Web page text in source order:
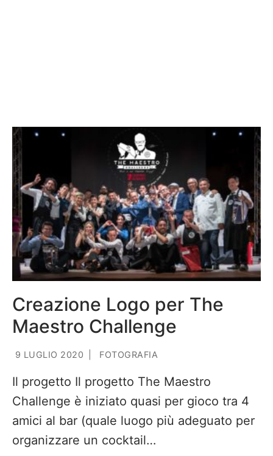
Creazione Logo per The
Maestro Challenge
9 LUGLIO 2020 FOTOGRAFIA
Il progetto Il progetto The Maestro
Challenge è iniziato quasi per gioco tra 4
amici al bar (quale luogo più adeguato per
organizzare un cocktail…